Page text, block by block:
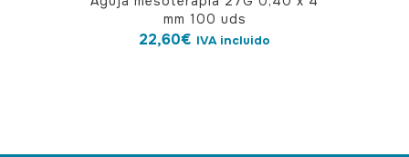
mm 100 uds
22,60€ IVA incluido